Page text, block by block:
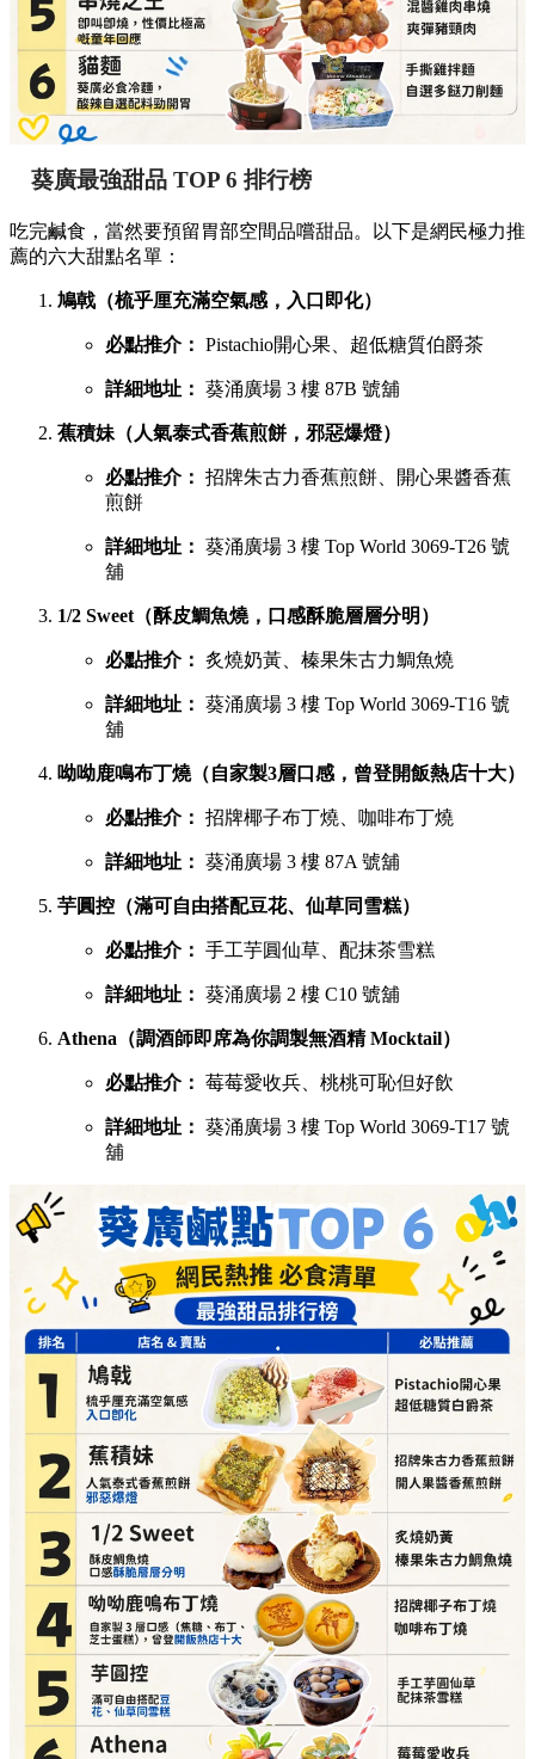
葵廣最強甜品 TOP 6 排行榜
吃完鹹食，當然要預留胃部空間品嚐甜品。以下是網民極力推
薦的六大甜點名單：
鳩戟（梳乎厘充滿空氣感，入口即化）
必點推介： Pistachio開心果、超低糖質伯爵茶
詳細地址： 葵涌廣場 3 樓 87B 號舖
蕉積妹（人氣泰式香蕉煎餅，邪惡爆燈）
必點推介： 招牌朱古力香蕉煎餅、開心果醬香蕉
煎餅
詳細地址： 葵涌廣場 3 樓 Top World 3069-T26 號
舖
1/2 Sweet（酥皮鯛魚燒，口感酥脆層層分明）
必點推介： 炙燒奶黃、榛果朱古力鯛魚燒
詳細地址： 葵涌廣場 3 樓 Top World 3069-T16 號
舖
呦呦鹿鳴布丁燒（自家製3層口感，曾登開飯熱店十大）
必點推介： 招牌椰子布丁燒、咖啡布丁燒
詳細地址： 葵涌廣場 3 樓 87A 號舖
芋圓控（滿可自由搭配豆花、仙草同雪糕）
必點推介： 手工芋圓仙草、配抹茶雪糕
詳細地址： 葵涌廣場 2 樓 C10 號舖
Athena（調酒師即席為你調製無酒精 Mocktail）
必點推介： 莓莓愛收兵、桃桃可恥但好飲
詳細地址： 葵涌廣場 3 樓 Top World 3069-T17 號
舖